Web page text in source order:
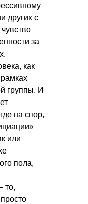
других с
за
как
группы. И
на спор,
или
пола,
то,